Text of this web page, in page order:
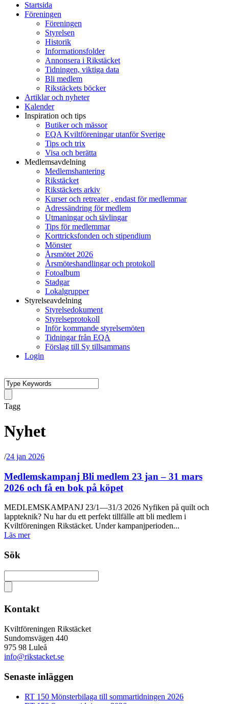
Startsida
Föreningen
Föreningen
Styrelsen
Historik
Informationsfolder
Annonsera i Rikstäcket
Tidningen, viktiga data
Bli medlem
Rikstäckets böcker
Artiklar och nyheter
Kalender
Inspiration och tips
Butiker och mässor
EQA Kviltföreningar utanför Sverige
Tips och trix
Visa och berätta
Medlemsavdelning
Medlemshantering
Rikstäcket
Rikstäckets arkiv
Kurser och retreater , endast för medlemmar
Adressändring för medlem
Utmaningar och tävlingar
Tips för medlemmar
Korttricksfonden och stipendium
Mönster
Årsmötet 2026
Årsmöteshandlingar och protokoll
Fotoalbum
Stadgar
Lokalgrupper
Styrelseavdelning
Styrelsedokument
Styrelseprotokoll
Inför kommande styrelsemöten
Tidningar från EQA
Förslag till Sy tillsammans
Login
Tagg
Nyhet
/24 jan 2026
Medlemskampanj Bli medlem 23 jan – 31 mars
2026 och få en bok på köpet
MEDLEMSKAMPANJ 23/1—31/3 2026 Nyfiken på quilt och
lappteknik? Nu har du ett perfekt tillfälle att bli medlem i
Kviltföreningen Rikstäcket. Under kampanjperioden...
Läs mer
Sök
Kontakt
Kviltföreningen Rikstäcket
Sundomsvägen 440
975 98 Luleå
info@rikstacket.se
Senaste inläggen
RT 150 Mönsterbilaga till sommartidningen 2026